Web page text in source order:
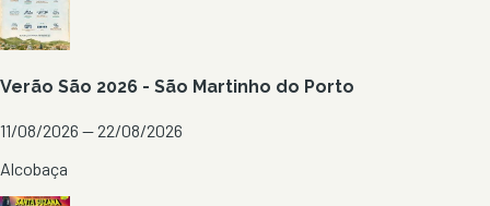
Verão São 2026 - São Martinho do Porto
11/08/2026 — 22/08/2026
Alcobaça